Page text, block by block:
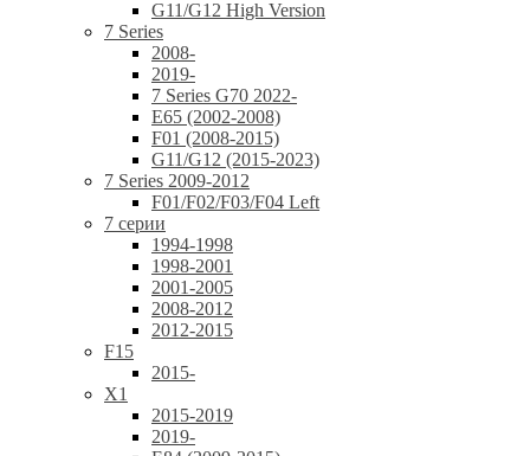
G11/G12 High Version
7 Series
2008-
2019-
7 Series G70 2022-
E65 (2002-2008)
F01 (2008-2015)
G11/G12 (2015-2023)
7 Series 2009-2012
F01/F02/F03/F04 Left
7 серии
1994-1998
1998-2001
2001-2005
2008-2012
2012-2015
F15
2015-
X1
2015-2019
2019-